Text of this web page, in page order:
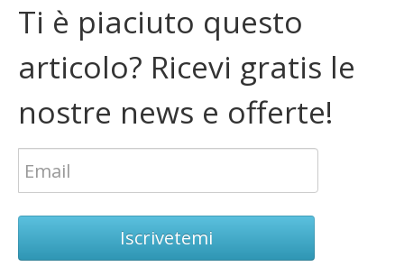
Ti è piaciuto questo
articolo? Ricevi gratis le
nostre news e offerte!
Iscrivetemi